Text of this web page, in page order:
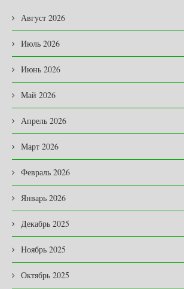
Август 2026
Июль 2026
Июнь 2026
Май 2026
Апрель 2026
Март 2026
Февраль 2026
Январь 2026
Декабрь 2025
Ноябрь 2025
Октябрь 2025